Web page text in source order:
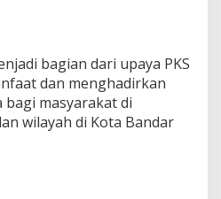
u
k
M
a
s
bagian dari upaya PKS
dan menghadirkan
bagi masyarakat di
wilayah di Kota Bandar